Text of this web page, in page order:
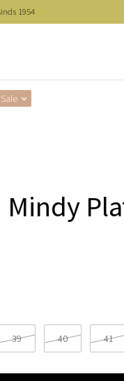
1954
Sale
Mindy
39 40 41